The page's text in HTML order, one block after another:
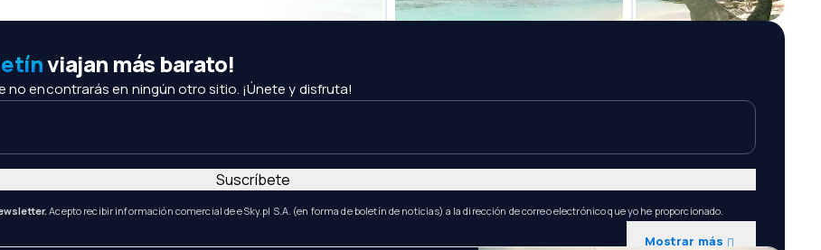
viajan más barato!
no encontrarás en ningún otro sitio. ¡Únete y disfruta!
Acepto recibir información comercial de eSky.pl S.A. (en forma de boletín de noticias) a la dirección de correo electrónico que yo he proporcionado.
Mostrar más
Suscríbete